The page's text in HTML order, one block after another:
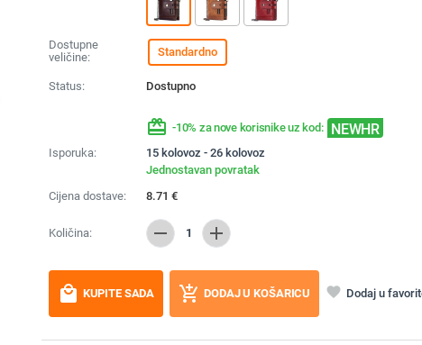
Dostupne
veličine:
Standardno
Status: Dostupno
redeem -10% za nove korisnike uz kod: NEWHR
Isporuka:
15 kolovoz - 26 kolovoz
Jednostavan povratak
Cijena dostave:
8.71 €
Količina: remove 1 add
local_mall KUPITE SADA add_shopping_cart DODAJ U KOŠARICU favorite Dodaj u